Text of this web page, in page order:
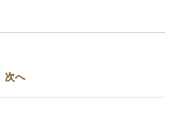
次へ